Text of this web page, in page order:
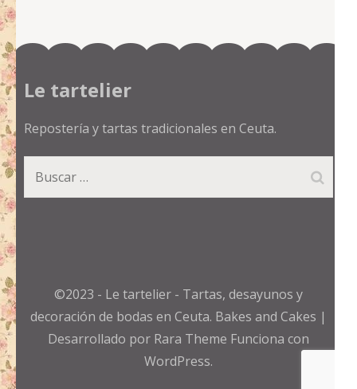
Le tartelier
Repostería y tartas tradicionales en Ceuta.
Buscar:
©2023 - Le tartelier - Tartas, desayunos y
decoración de bodas en Ceuta. Bakes and Cakes |
Desarrollado por Rara Theme Funciona con
WordPress.